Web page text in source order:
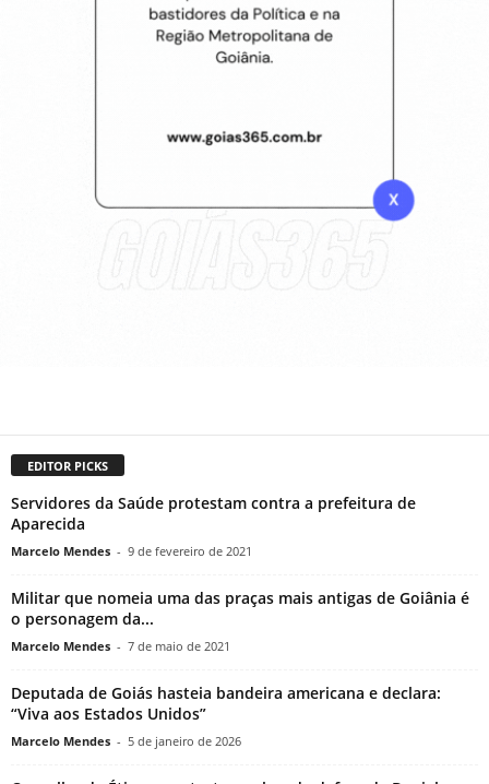
EDITOR PICKS
Servidores da Saúde protestam contra a prefeitura de
Aparecida
Marcelo Mendes - 9 de fevereiro de 2021
Militar que nomeia uma das praças mais antigas de Goiânia é
o personagem da...
Marcelo Mendes - 7 de maio de 2021
Deputada de Goiás hasteia bandeira americana e declara:
“Viva aos Estados Unidos”
Marcelo Mendes - 5 de janeiro de 2026